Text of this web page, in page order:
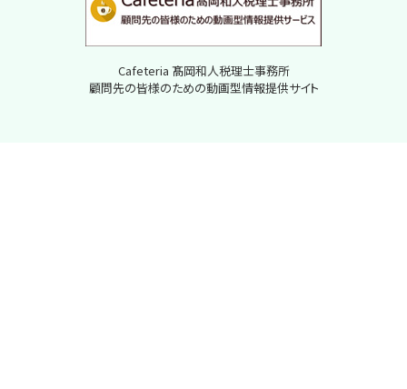
Cafeteria 髙岡和人税理士事務所
顧問先の皆様のための動画型情報提供サイト